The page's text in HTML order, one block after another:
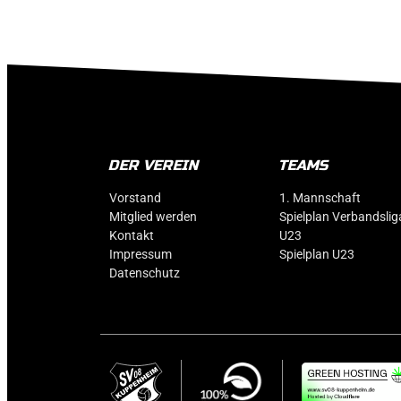
DER VEREIN
Vorstand
Mitglied werden
Kontakt
Impressum
Datenschutz
TEAMS
1. Mannschaft
Spielplan
U23
Spielplan U23